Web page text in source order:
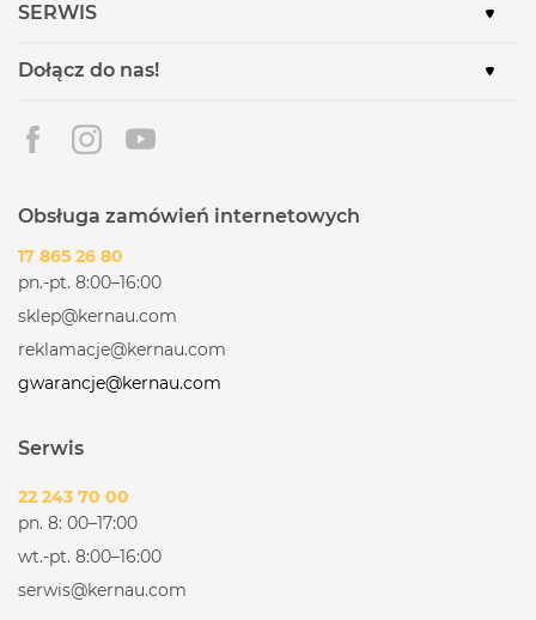
SERWIS
Dołącz do nas!
Obsługa zamówień internetowych
17 865 26 80
pn.-pt. 8:00–16:00
sklep@kernau.com
reklamacje@kernau.com
gwarancje@kernau.com
Serwis
22 243 70 00
pn. 8: 00–17:00
wt.-pt. 8:00–16:00
serwis@kernau.com